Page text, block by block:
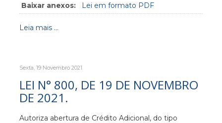
Baixar anexos: Lei em formato PDF
Leia mais ...
Sexta, 19 Novembro 2021
LEI N° 800, DE 19 DE NOVEMBRO
DE 2021.
Autoriza abertura de Crédito Adicional, do tipo